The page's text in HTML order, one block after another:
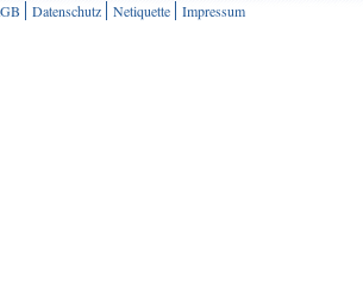
Datenschutz Netiquette Impressum